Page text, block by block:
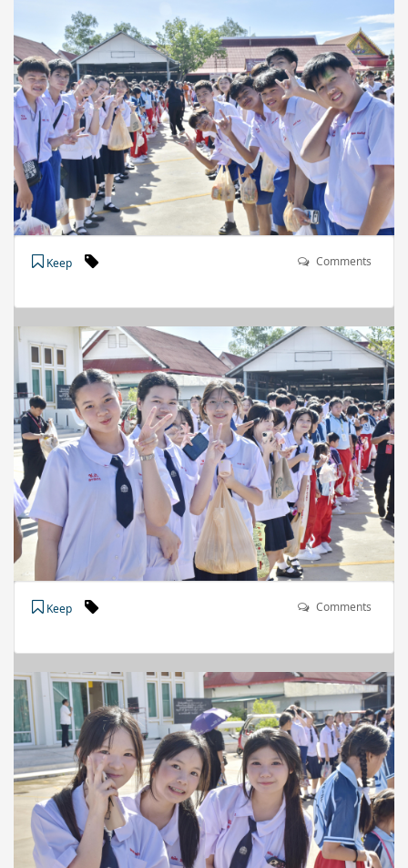
Keep Comments
Keep Comments